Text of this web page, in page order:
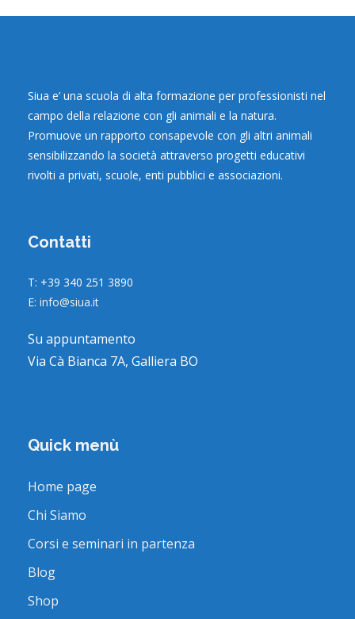
Siua e’ una scuola di alta formazione per professionisti nel
campo della relazione con gli animali e la natura.
Promuove un rapporto consapevole con gli altri animali
sensibilizzando la società attraverso progetti educativi
rivolti a privati, scuole, enti pubblici e associazioni.
Contatti
T: +39 340 251 3890
E: info@siua.it
Su appuntamento
Via Cà Bianca 7A, Galliera BO
Quick menù
Home page
Chi Siamo
Corsi e seminari in partenza
Blog
Shop